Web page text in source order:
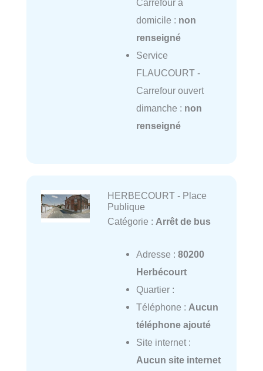
Carrefour à
domicile : non
renseigné
Service
FLAUCOURT -
Carrefour ouvert
dimanche : non
renseigné
HERBECOURT - Place
Publique
Catégorie : Arrêt de bus
Adresse : 80200
Herbécourt
Quartier :
Téléphone : Aucun
téléphone ajouté
Site internet :
Aucun site internet